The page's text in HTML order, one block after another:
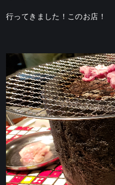
行ってきました！このお店！